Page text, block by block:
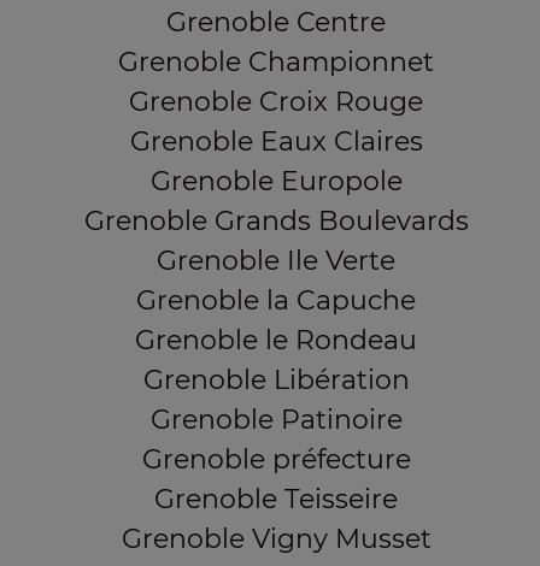
Grenoble Centre
Grenoble Championnet
Grenoble Croix Rouge
Grenoble Eaux Claires
Grenoble Europole
Grenoble Grands Boulevards
Grenoble Ile Verte
Grenoble la Capuche
Grenoble le Rondeau
Grenoble Libération
Grenoble Patinoire
Grenoble préfecture
Grenoble Teisseire
Grenoble Vigny Musset